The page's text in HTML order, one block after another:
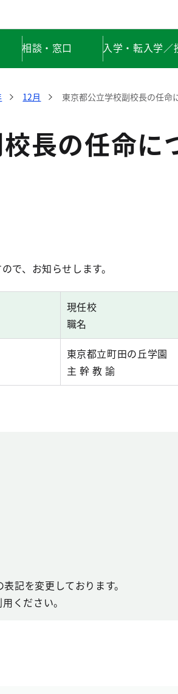
相談・窓口 入学・転入学／
12月 東京都公立学校副校長の任命
長の任命に
で、お知らせします。
現任校
職名
東京都立町田の丘学園
主 幹 教 諭
記を変更しております。
ください。